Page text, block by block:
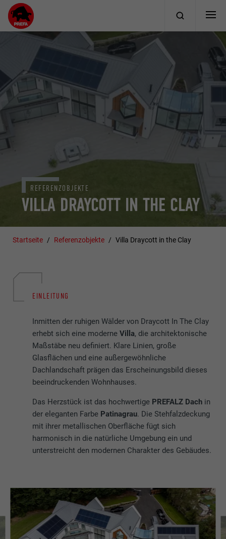
VILLA DRAYCOTT IN THE CLAY
REFERENZOBJEKTE
Startseite Referenzobjekte Villa Draycott in the Clay
EINLEITUNG
Inmitten der ruhigen Wälder von Draycott In The Clay
erhebt sich eine moderneVilla, die architektonische
Maßstäbe neu definiert. Klare Linien, große
Glasflächen und eine außergewöhnliche
Dachlandschaft prägen das Erscheinungsbild dieses
beeindruckenden Wohnhauses.
Das Herzstück ist das hochwertige PREFALZ Dach in
der eleganten Farbe Patinagrau. Die Stehfalzdeckung
mit ihrer metallischen Oberfläche fügt sich
harmonisch in die natürliche Umgebung ein und
unterstreicht den modernen Charakter des Gebäudes.